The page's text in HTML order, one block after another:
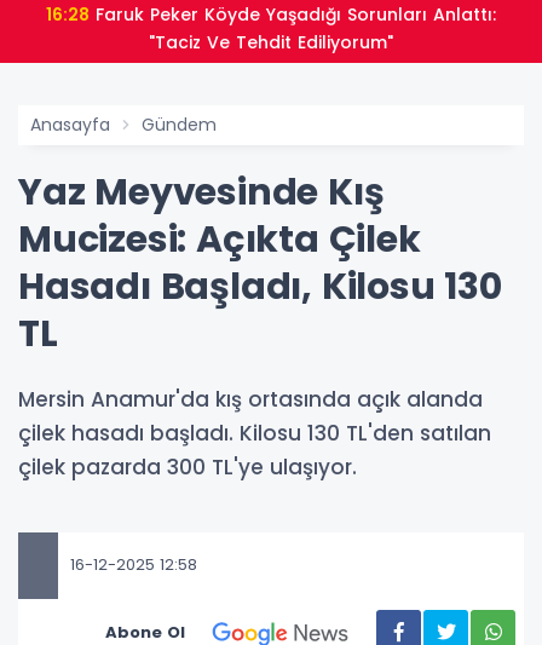
16:28
"Taciz Ve Tehdit Ediliyorum"
Anasayfa Gündem
Yaz Meyvesinde Kış
Mucizesi: Açıkta Çilek
Hasadı Başladı, Kilosu 130
TL
Mersin Anamur'da kış ortasında açık alanda
çilek hasadı başladı. Kilosu 130 TL'den satılan
çilek pazarda 300 TL'ye ulaşıyor.
16-12-2025 12:58
Abone Ol